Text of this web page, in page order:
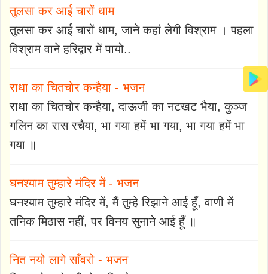
तुलसा कर आई चारों धाम
तुलसा कर आई चारों धाम, जाने कहां लेगी विश्राम । पहला
विश्राम वाने हरिद्वार में पायो..
राधा का चितचोर कन्हैया - भजन
राधा का चितचोर कन्हैया, दाऊजी का नटखट भैया, कुञ्ज
गलिन का रास रचैया, भा गया हमें भा गया, भा गया हमें भा
गया ॥
घनश्याम तुम्हारे मंदिर में - भजन
घनश्याम तुम्हारे मंदिर में, मैं तुम्हे रिझाने आई हूँ, वाणी में
तनिक मिठास नहीं, पर विनय सुनाने आई हूँ ॥
नित नयो लागे साँवरो - भजन